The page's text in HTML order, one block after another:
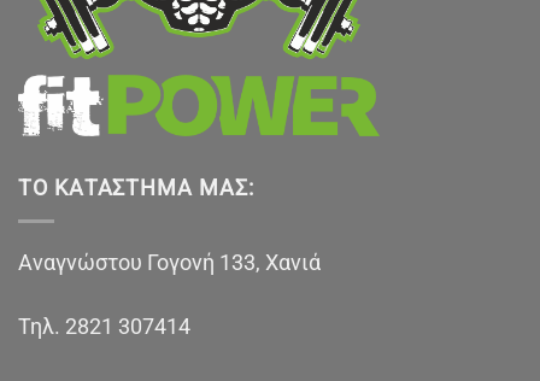
ΤΟ ΚΑΤΆΣΤΗΜΑ ΜΑΣ:
Αναγνώστου Γογονή 133, Χανιά
Τηλ. 2821 307414